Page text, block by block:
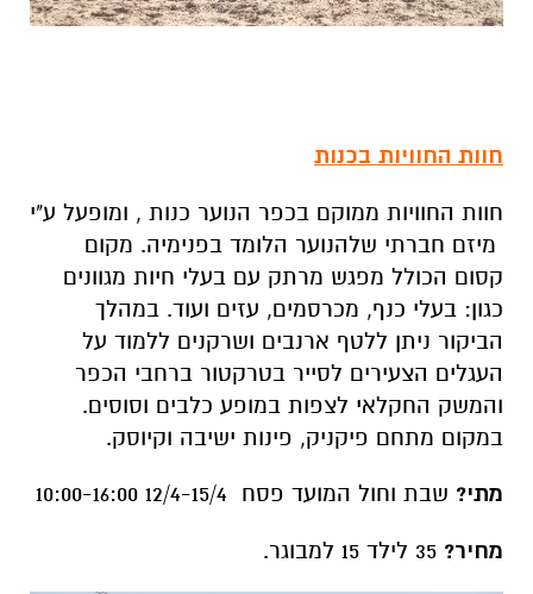
חוות החוויות בכנות
חוות החוויות ממוקם בכפר הנוער כנות , ומופעל ע"י
מיזם חברתי שלהנוער הלומד בפנימיה. מקום
קסום הכולל מפגש מרתק עם בעלי חיות מגוונים
כגון: בעלי כנף, מכרסמים, עזים ועוד. במהלך
הביקור ניתן ללטף ארנבים ושרקנים ללמוד על
העגלים הצעירים לסייר בטרקטור ברחבי הכפר
והמשק החקלאי לצפות במופע כלבים וסוסים.
במקום מתחם פיקניק, פינות ישיבה וקיוסק.
מתי? שבת וחול המועד פסח 12/4-15/4 10:00-16:00
מחיר?